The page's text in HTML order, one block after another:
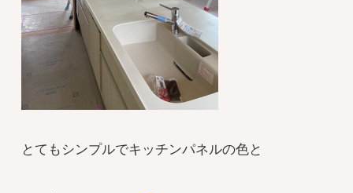
とてもシンプルでキッチンパネルの色と